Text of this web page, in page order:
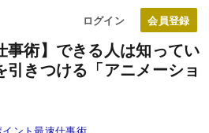
ログイン
事術】できる人は知ってい
きつける「アニメーショ